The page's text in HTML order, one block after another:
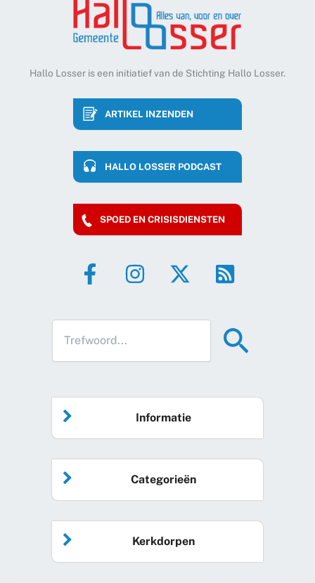
Hallo Losser is een initiatief van de Stichting Hallo Losser.
ARTIKEL INZENDEN
HALLO LOSSER PODCAST
SPOED EN CRISISDIENSTEN
Informatie
Home
Agenda
Categorieën
Algemeen nieuws
Kerkdorpen